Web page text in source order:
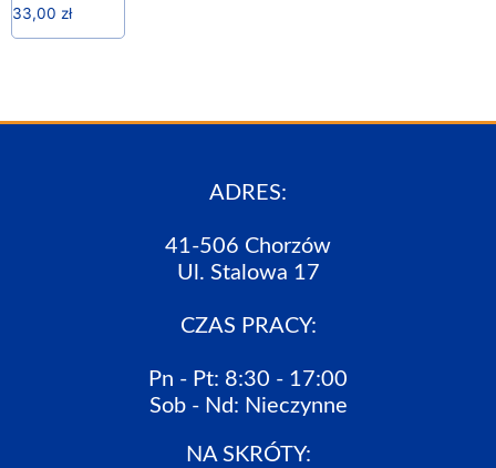
33,00 zł
ADRES:
41-506 Chorzów
Ul. Stalowa 17
CZAS PRACY:
Pn - Pt: 8:30 - 17:00
Sob - Nd: Nieczynne
NA SKRÓTY: